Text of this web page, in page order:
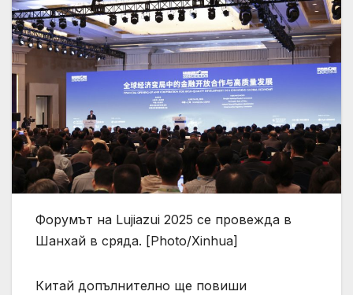
Форумът на Lujiazui 2025 се провежда в
Шанхай в сряда. [Photo/Xinhua]
Китай допълнително ще повиши